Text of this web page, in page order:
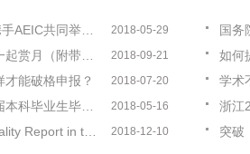
2018-05-29
2018-09-21 如何
能破格申报？ 2018-07-20 学术
2018-05-16
2018-12-10